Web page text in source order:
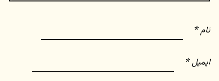
نام*
ایمیل*